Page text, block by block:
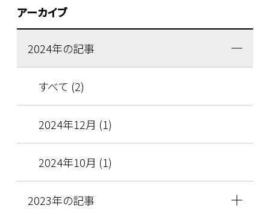
アーカイブ
2024年の記事
すべて (2)
2024年12月 (1)
2024年10月 (1)
2023年の記事